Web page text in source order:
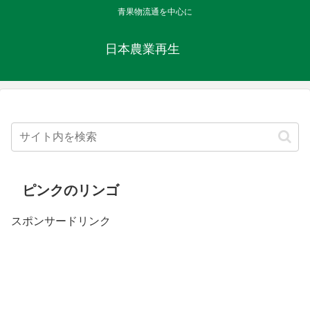
青果物流通を中心に
日本農業再生
ピンクのリンゴ
スポンサードリンク